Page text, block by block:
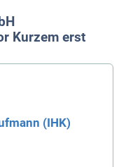
Kurzem erst
(IHK)